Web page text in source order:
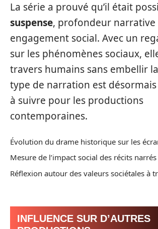
La série a prouvé qu’il était
suspense, profondeur narrative
engagement social. Avec un
sur les phénomènes sociaux,
travers humains sans embellir
type de narration est
à suivre pour les productions
contemporaines.
Évolution du drame historique sur les
Mesure de l’impact social des récits narrés
Réflexion autour des valeurs sociétales à
INFLUENCE SUR D’AUTRES